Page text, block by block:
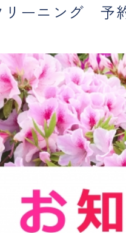
リーニング 予